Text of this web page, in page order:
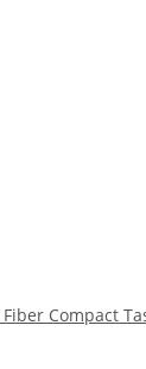
Compact